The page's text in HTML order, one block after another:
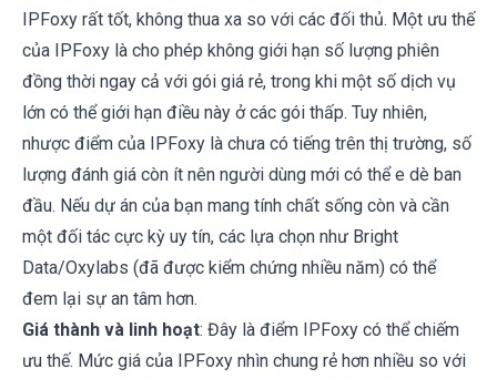
IPFoxy rất tốt, không thua xa so với các đối thủ. Một ưu thế
của IPFoxy là cho phép không giới hạn số lượng phiên
đồng thời ngay cả với gói giá rẻ, trong khi một số dịch vụ
lớn có thể giới hạn điều này ở các gói thấp. Tuy nhiên,
nhược điểm của IPFoxy là chưa có tiếng trên thị trường, số
lượng đánh giá còn ít nên người dùng mới có thể e dè ban
đầu. Nếu dự án của bạn mang tính chất sống còn và cần
một đối tác cực kỳ uy tín, các lựa chọn như Bright
Data/Oxylabs (đã được kiểm chứng nhiều năm) có thể
đem lại sự an tâm hơn.
Giá thành và linh hoạt: Đây là điểm IPFoxy có thể chiếm
ưu thế. Mức giá của IPFoxy nhìn chung rẻ hơn nhiều so với